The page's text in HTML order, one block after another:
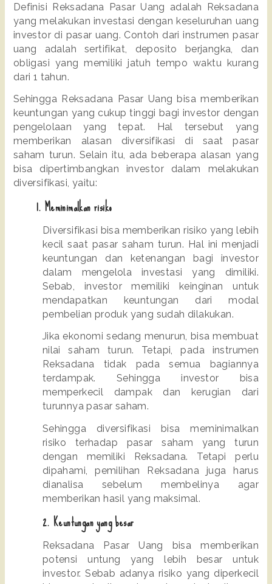
Definisi Reksadana Pasar Uang adalah Reksadana
yang melakukan investasi dengan keseluruhan uang
investor di pasar uang. Contoh dari instrumen pasar
uang adalah sertifikat, deposito berjangka, dan
obligasi yang memiliki jatuh tempo waktu kurang
dari 1 tahun.
Sehingga Reksadana Pasar Uang bisa memberikan
keuntungan yang cukup tinggi bagi investor dengan
pengelolaan yang tepat. Hal tersebut yang
memberikan alasan diversifikasi di saat pasar
saham turun. Selain itu, ada beberapa alasan yang
bisa dipertimbangkan investor dalam melakukan
diversifikasi, yaitu:
       1. Meminimalkan risiko
Diversifikasi bisa memberikan risiko yang lebih
kecil saat pasar saham turun. Hal ini menjadi
keuntungan dan ketenangan bagi investor
dalam mengelola investasi yang dimiliki.
Sebab, investor memiliki keinginan untuk
mendapatkan keuntungan dari modal
pembelian produk yang sudah dilakukan.
Jika ekonomi sedang menurun, bisa membuat
nilai saham turun. Tetapi, pada instrumen
Reksadana tidak pada semua bagiannya
terdampak. Sehingga investor bisa
memperkecil dampak dan kerugian dari
turunnya pasar saham.
Sehingga diversifikasi bisa meminimalkan
risiko terhadap pasar saham yang turun
dengan memiliki Reksadana. Tetapi perlu
dipahami, pemilihan Reksadana juga harus
dianalisa sebelum membelinya agar
memberikan hasil yang maksimal.
2. Keuntungan yang besar
Reksadana Pasar Uang bisa memberikan
potensi untung yang lebih besar untuk
investor. Sebab adanya risiko yang diperkecil